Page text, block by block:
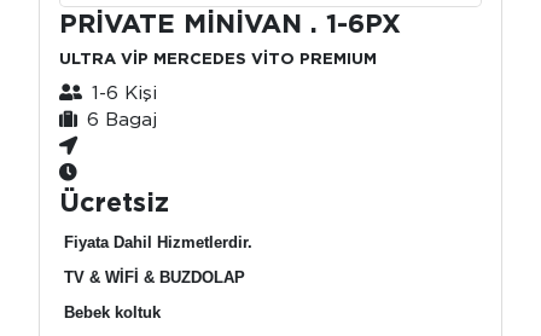
PRİVATE MİNİVAN . 1-6PX
ULTRA VİP MERCEDES VİTO PREMIUM
1-6 Kişi
6 Bagaj
Ücretsiz
Fiyata Dahil Hizmetlerdir.
TV & WİFİ & BUZDOLAP
Bebek koltuk